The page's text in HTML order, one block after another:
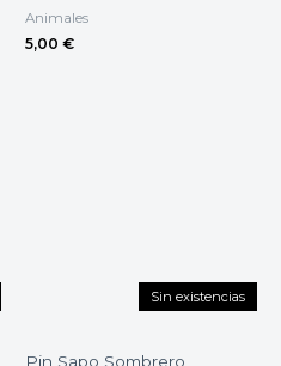
Animales
5,00 €
Sin existencias
Pin Sapo Sombrero